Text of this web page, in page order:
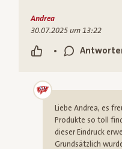
•
Andrea
30.07.2025 um 13:22
Liebe Andrea, es
Produkte so toll
dieser Eindruck
Grundsätzlich